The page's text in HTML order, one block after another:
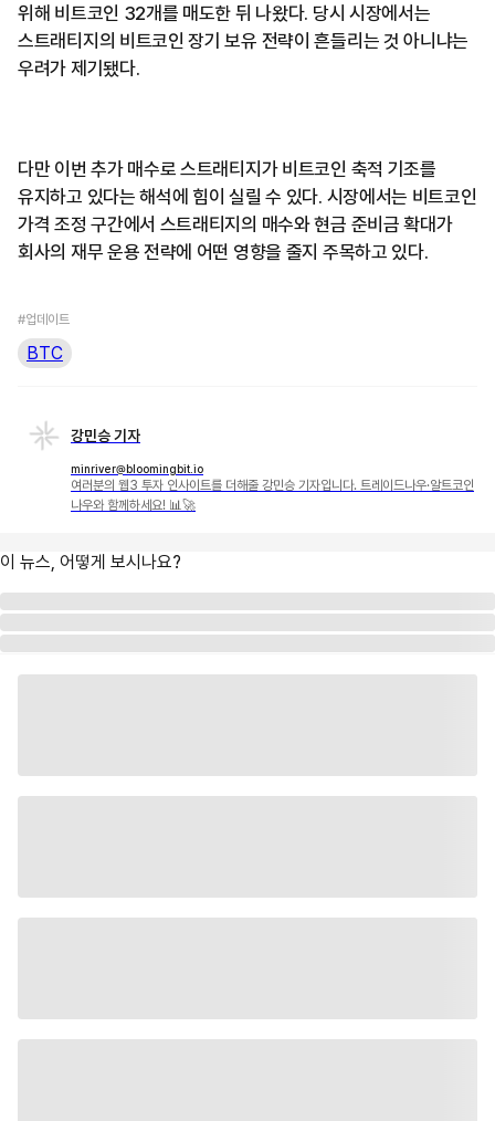
위해 비트코인 32개를 매도한 뒤 나왔다. 당시 시장에서는
스트래티지의 비트코인 장기 보유 전략이 흔들리는 것 아니냐는
우려가 제기됐다.
다만 이번 추가 매수로 스트래티지가 비트코인 축적 기조를
유지하고 있다는 해석에 힘이 실릴 수 있다. 시장에서는 비트코인
가격 조정 구간에서 스트래티지의 매수와 현금 준비금 확대가
회사의 재무 운용 전략에 어떤 영향을 줄지 주목하고 있다.
#업데이트
BTC
강민승 기자
minriver@bloomingbit.io
여러분의 웹3 투자 인사이트를 더해줄 강민승 기자입니다. 트레이드나우·알트코인
나우와 함께하세요! 📊🚀
이 뉴스, 어떻게 보시나요?